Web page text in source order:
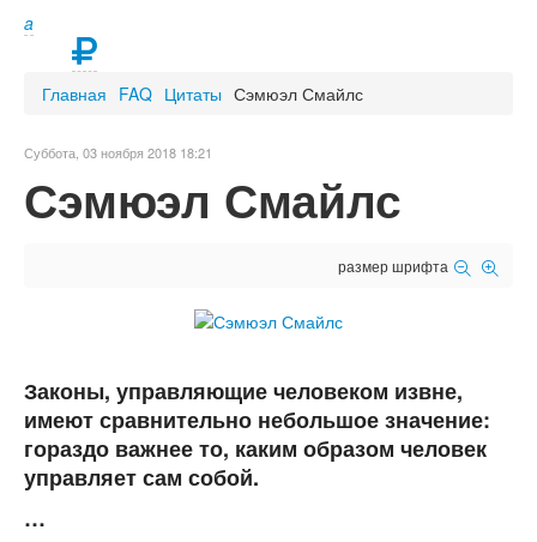
a
Главная FAQ Цитаты Сэмюэл Смайлс
Суббота, 03 ноября 2018 18:21
Сэмюэл Смайлс
размер шрифта
Законы, управляющие человеком извне,
имеют сравнительно небольшое значение:
гораздо важнее то, каким образом человек
управляет сам собой.
…